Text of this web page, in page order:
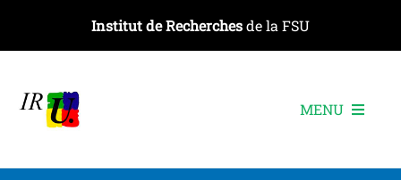
contenu
Institut de Recherchesde la FSU
MENU